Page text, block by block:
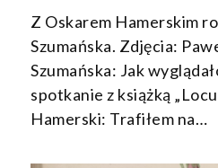
Z Oskarem Hamerskim
Szumańska. Zdjęcia:
Szumańska: Jak
spotkanie z książką
Hamerski: Trafiłem na…